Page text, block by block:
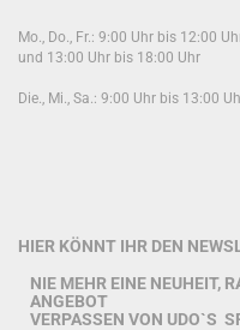
Mo., Do., Fr.: 9:00 Uhr bis 12:00
und 13:00 Uhr bis 18:00 Uhr
Die., Mi., Sa.: 9:00 Uhr bis 13:00
HIER KÖNNT IHR DEN
NIE MEHR EINE NEUHEIT,
ANGEBOT
VERPASSEN VON UDO`S